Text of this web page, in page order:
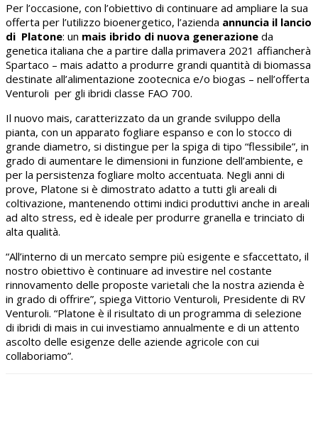
Per l’occasione, con l’obiettivo di continuare ad ampliare la sua
offerta per l’utilizzo bioenergetico, l’azienda annuncia il lancio
di Platone: un mais ibrido di nuova generazione da
genetica italiana che a partire dalla primavera 2021 affiancherà
Spartaco – mais adatto a produrre grandi quantità di biomassa
destinate all’alimentazione zootecnica e/o biogas – nell’offerta
Venturoli per gli ibridi classe FAO 700.
Il nuovo mais, caratterizzato da un grande sviluppo della
pianta, con un apparato fogliare espanso e con lo stocco di
grande diametro, si distingue per la spiga di tipo “flessibile”, in
grado di aumentare le dimensioni in funzione dell’ambiente, e
per la persistenza fogliare molto accentuata. Negli anni di
prove, Platone si è dimostrato adatto a tutti gli areali di
coltivazione, mantenendo ottimi indici produttivi anche in areali
ad alto stress, ed è ideale per produrre granella e trinciato di
alta qualità.
“All’interno di un mercato sempre più esigente e sfaccettato, il
nostro obiettivo è continuare ad investire nel costante
rinnovamento delle proposte varietali che la nostra azienda è
in grado di offrire”, spiega Vittorio Venturoli, Presidente di RV
Venturoli. “Platone è il risultato di un programma di selezione
di ibridi di mais in cui investiamo annualmente e di un attento
ascolto delle esigenze delle aziende agricole con cui
collaboriamo”.